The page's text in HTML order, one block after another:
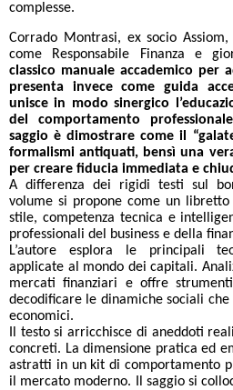
complesse.
Corrado Montrasi, ex socio
come Responsabile Finanza e
classico manuale accademico
presenta invece come guida
unisce in modo sinergico
del comportamento
saggio è dimostrare come il
formalismi antiquati, bensì una
per creare fiducia immediata e
A differenza dei rigidi testi sul
volume si propone come un
stile, competenza tecnica e
professionali del business e della
L’autore esplora le principali
applicate al mondo dei capitali.
mercati finanziari e offre
decodificare le dinamiche sociali
economici.
Il testo si arricchisce di aneddoti
concreti. La dimensione pratica ed
astratti in un kit di comportamento
il mercato moderno. Il saggio si